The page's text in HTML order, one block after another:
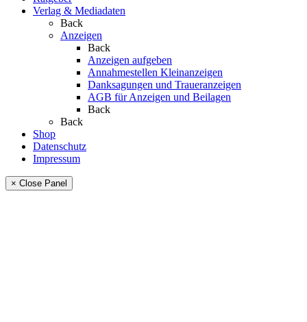
Verlag & Mediadaten
Back
Anzeigen
Back
Anzeigen aufgeben
Annahmestellen Kleinanzeigen
Danksagungen und Traueranzeigen
AGB für Anzeigen und Beilagen
Back
Back
Shop
Datenschutz
Impressum
× Close Panel